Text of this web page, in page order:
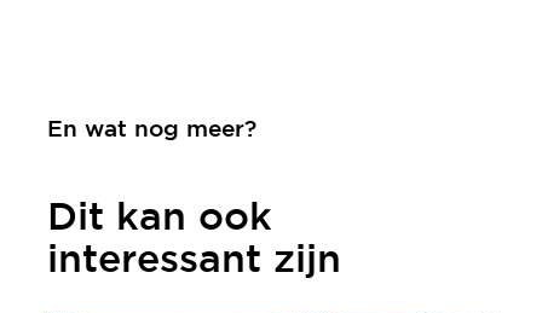
En wat nog meer?
Dit kan ook
interessant zijn